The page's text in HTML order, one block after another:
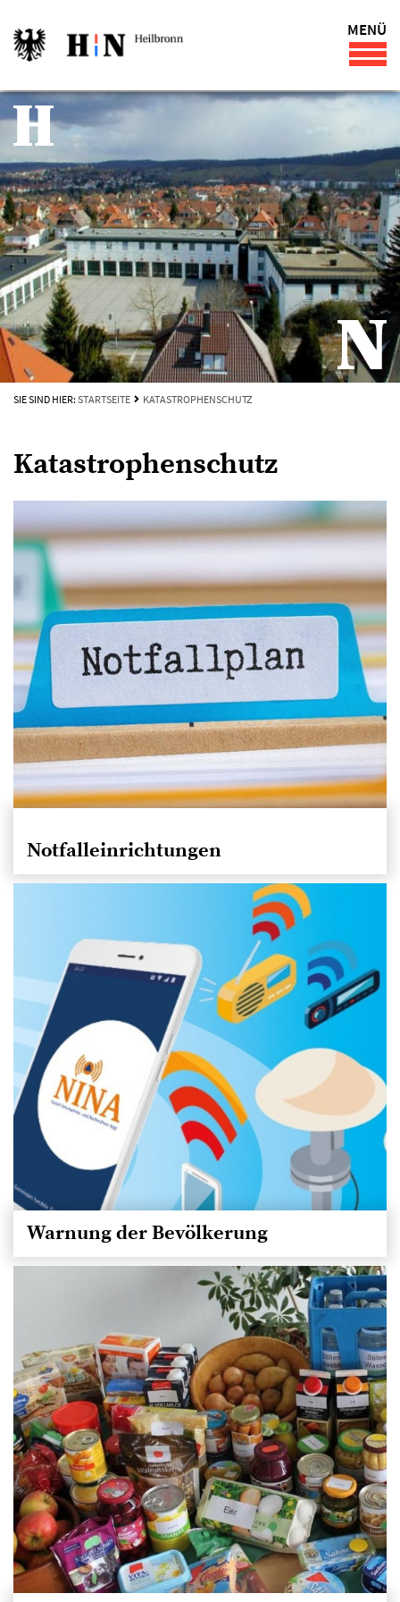
MENÜ
SIE SIND HIER: STARTSEITE KATASTROPHENSCHUTZ
Katastrophenschutz
Notfalleinrichtungen
Warnung der Bevölkerung